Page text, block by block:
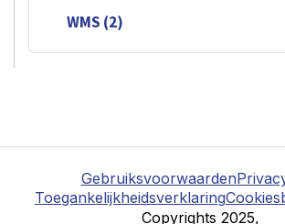
WMS (2)
Gebruiksvoorwaarden
Toegankelijkheidsverklaring
Copyrights 2025,